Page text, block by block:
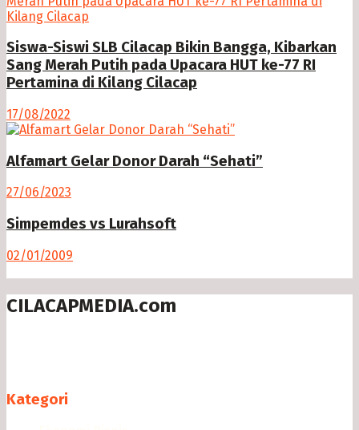
Siswa-Siswi SLB Cilacap Bikin Bangga, Kibarkan
Sang Merah Putih pada Upacara HUT ke-77 RI
Pertamina di Kilang Cilacap
17/08/2022
Alfamart Gelar Donor Darah “Sehati”
27/06/2023
Simpemdes vs Lurahsoft
02/01/2009
CILACAPMEDIA.com
Kategori